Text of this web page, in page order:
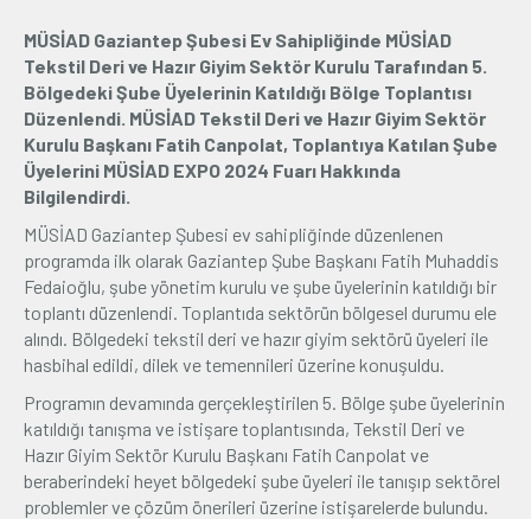
Üyelik
E-İşlemler
MÜSİAD Gaziantep Şubesi Ev Sahipliğinde MÜSİAD
Tekstil Deri ve Hazır Giyim Sektör Kurulu Tarafından 5.
Bölgedeki Şube Üyelerinin Katıldığı Bölge Toplantısı
Düzenlendi. MÜSİAD Tekstil Deri ve Hazır Giyim Sektör
Kurulu Başkanı Fatih Canpolat, Toplantıya Katılan Şube
Üyelerini MÜSİAD EXPO 2024 Fuarı Hakkında
Bilgilendirdi.
MÜSİAD Gaziantep Şubesi ev sahipliğinde düzenlenen
programda ilk olarak Gaziantep Şube Başkanı Fatih Muhaddis
Fedaioğlu, şube yönetim kurulu ve şube üyelerinin katıldığı bir
toplantı düzenlendi. Toplantıda sektörün bölgesel durumu ele
alındı. Bölgedeki tekstil deri ve hazır giyim sektörü üyeleri ile
hasbihal edildi, dilek ve temennileri üzerine konuşuldu.
Programın devamında gerçekleştirilen 5. Bölge şube üyelerinin
katıldığı tanışma ve istişare toplantısında, Tekstil Deri ve
Hazır Giyim Sektör Kurulu Başkanı Fatih Canpolat ve
beraberindeki heyet bölgedeki şube üyeleri ile tanışıp sektörel
problemler ve çözüm önerileri üzerine istişarelerde bulundu.